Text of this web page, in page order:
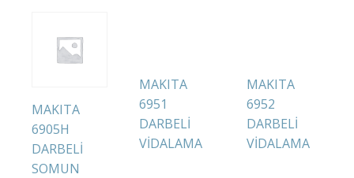
MAKITA
6905H
DARBELİ
SOMUN
MAKITA
6951
DARBELİ
VİDALAMA
MAKITA
6952
DARBELİ
VİDALAMA